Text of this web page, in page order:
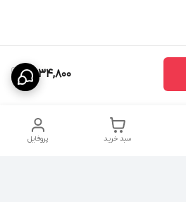
2,934,800
پروفایل سبد خرید